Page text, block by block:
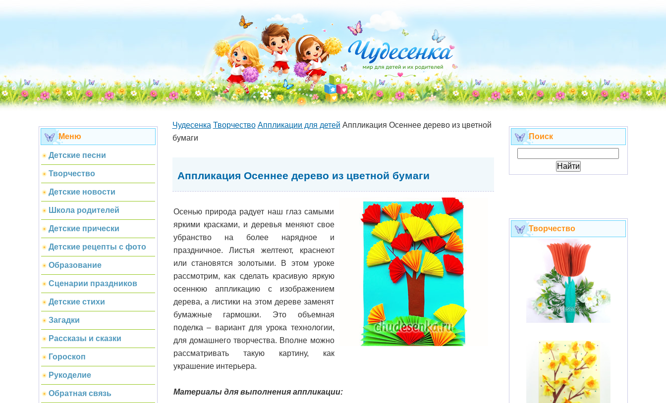
Меню
Детские песни
Творчество
Детские новости
Школа родителей
Детские прически
Детские рецепты с фото
Образование
Сценарии праздников
Детские стихи
Загадки
Рассказы и сказки
Гороскоп
Рукоделие
Обратная связь
Чудесенка Творчество Аппликации для детей Аппликация Осеннее дерево из цветной
бумаги
Аппликация Осеннее дерево из цветной бумаги
Осенью природа радует наш глаз самыми
яркими красками, и деревья меняют свое
убранство на более нарядное и
праздничное. Листья желтеют, краснеют
или становятся золотыми. В этом уроке
рассмотрим, как сделать красивую яркую
осеннюю аппликацию с изображением
дерева, а листики на этом дереве заменят
бумажные гармошки. Это объемная
поделка – вариант для урока технологии,
для домашнего творчества. Вполне можно
рассматривать такую картину, как
украшение интерьера.
Материалы для выполнения аппликации:
Поиск
Творчество